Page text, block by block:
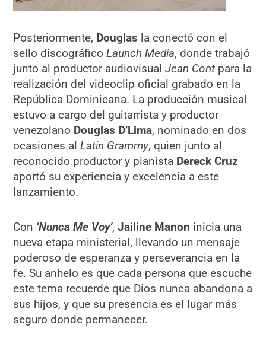
Posteriormente, Douglas la conectó con el
sello discográficoLaunch Media, donde trabajó
junto al productor audiovisualJean Cont para la
realización del videoclip oficial grabado en la
República Dominicana. La producción musical
estuvo a cargo del guitarrista y productor
venezolano Douglas D’Lima, nominado en dos
ocasiones alLatin Grammy, quien junto al
reconocido productor y pianista Dereck Cruz
aportó su experiencia y excelencia a este
lanzamiento.
Con ‘Nunca Me Voy’,Jailine Manon inicia una
nueva etapa ministerial, llevando un mensaje
poderoso de esperanza y perseverancia en la
fe. Su anhelo es que cada persona que escuche
este tema recuerde que Dios nunca abandona a
sus hijos, y que su presencia es el lugar más
seguro donde permanecer.